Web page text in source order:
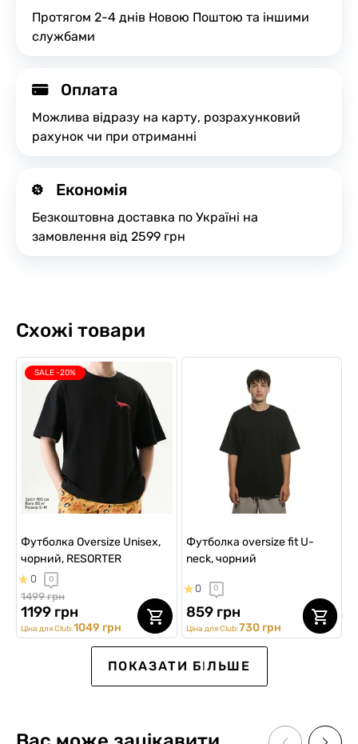
Протягом 2-4 днів Новою Поштою та іншими
службами
Оплата
Можлива відразу на карту, розрахунковий
рахунок чи при отриманні
Економія
Безкоштовна доставка по Україні на
замовлення від 2599 грн
Схожі товари
SALE -20%
Футболка Oversize Unisex,
чорний, RESORTER
0 0
1499 грн
1199 грн
Ціна для Club:1049 грн
Футболка oversize fit U-
neck, чорний
0 0
859 грн
Ціна для Club:730 грн
SALE -30%
SALE -20%
SALE -15%
ПОКАЗАТИ БІЛЬШЕ